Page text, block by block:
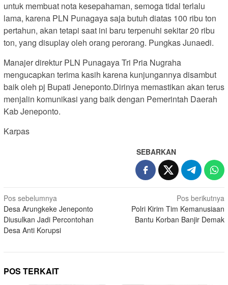
untuk membuat nota kesepahaman, semoga tidal terlalu
lama, karena PLN Punagaya saja butuh diatas 100 ribu ton
pertahun, akan tetapi saat ini baru terpenuhi sekitar 20 ribu
ton, yang disuplay oleh orang perorang. Pungkas Junaedi.
Manajer direktur PLN Punagaya Tri Pria Nugraha
mengucapkan terima kasih karena kunjungannya disambut
baik oleh pj Bupati Jeneponto.Dirinya memastikan akan terus
menjalin komunikasi yang baik dengan Pemerintah Daerah
Kab Jeneponto.
Karpas
SEBARKAN
Navigasi
pos
Pos sebelumnya
Desa Arungkeke Jeneponto
Diusulkan Jadi Percontohan
Desa Anti Korupsi
Pos berikutnya
Polri Kirim Tim Kemanusiaan
Bantu Korban Banjir Demak
POS TERKAIT